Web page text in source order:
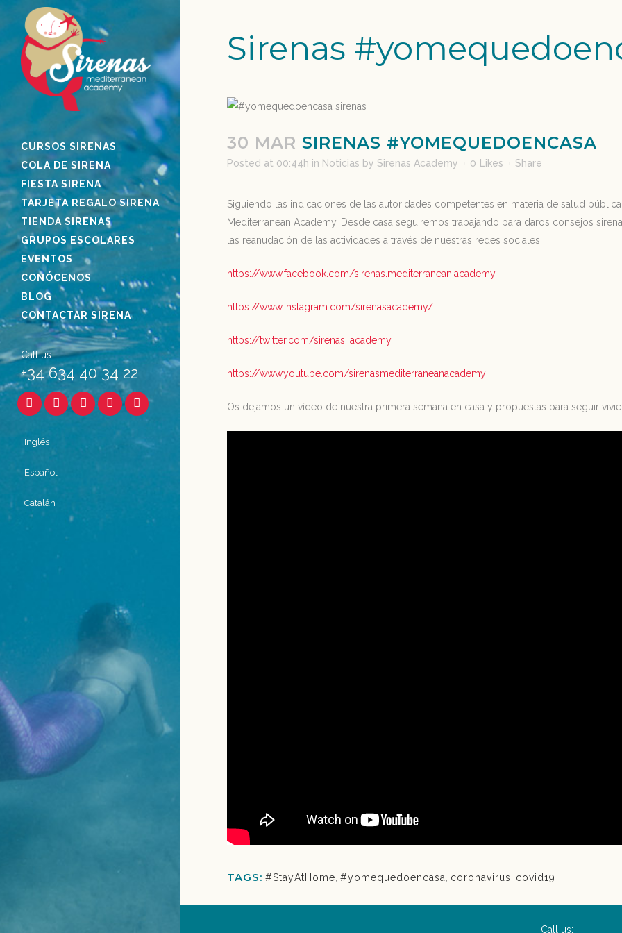
CURSOS SIRENAS
COLA DE SIRENA
FIESTA SIRENA
TARJETA REGALO SIRENA
TIENDA SIRENAS
GRUPOS ESCOLARES
EVENTOS
CONÓCENOS
BLOG
CONTACTAR SIRENA
Call us:
+34 634 40 34 22
Inglés
Español
Catalán
Sirenas
30 MAR SIRENAS #YOMEQUEDOENCASA
Posted at 00:44h in Noticias by Sirenas Academy 0 Likes Share
Siguiendo las indicaciones de las autoridades competentes en materia de salud
Mediterranean Academy. Desde casa seguiremos trabajando para daros consejos
las reanudación de las actividades a través de nuestras redes sociales.
https://www.facebook.com/sirenas.mediterranean.academy
https://www.instagram.com/sirenasacademy/
https://twitter.com/sirenas_academy
https://www.youtube.com/sirenasmediterraneanacademy
Os dejamos un vídeo de nuestra primera semana en casa y propuestas para seguir
TAGS: #StayAtHome #yomequedoencasa coronavirus covid19
Call us: